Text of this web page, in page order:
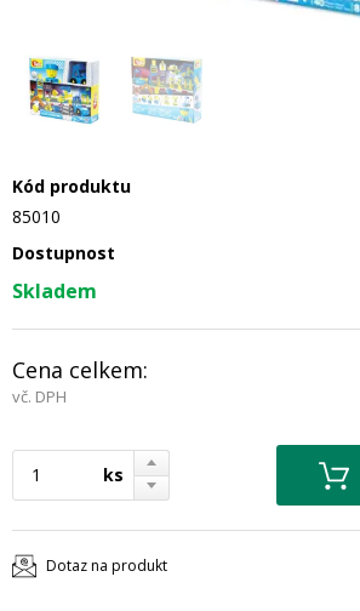
Kód produktu
85010
Dostupnost
Skladem
Cena celkem:
vč. DPH
ks
Dotaz na produkt